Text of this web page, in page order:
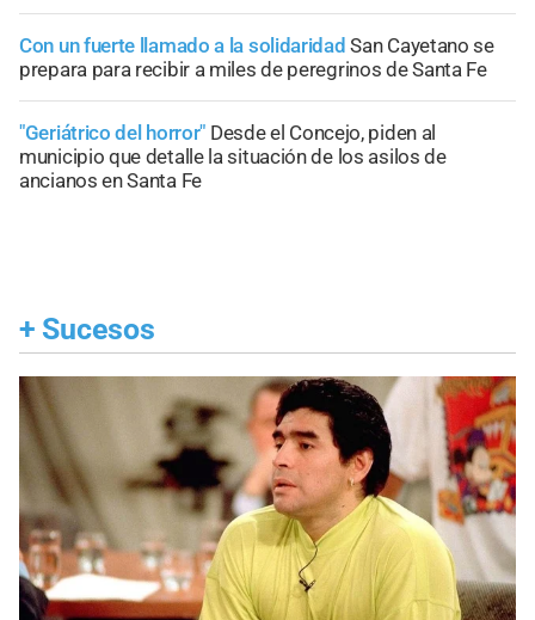
Con un fuerte llamado a la solidaridad San Cayetano se
prepara para recibir a miles de peregrinos de Santa Fe
"Geriátrico del horror" Desde el Concejo, piden al
municipio que detalle la situación de los asilos de
ancianos en Santa Fe
+ Sucesos